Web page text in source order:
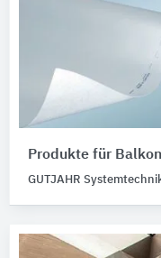
Produkte für
GUTJAHR